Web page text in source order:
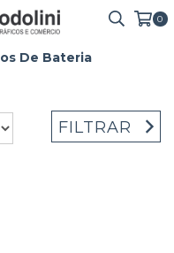
0
De Bateria
FILTRAR